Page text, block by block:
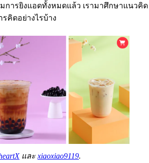
การยิงแอดทั้งหมดแล้ว เรามาศึกษาแนวคิด
คิดอย่างไรบ้าง
และ xiaoxiao9119.